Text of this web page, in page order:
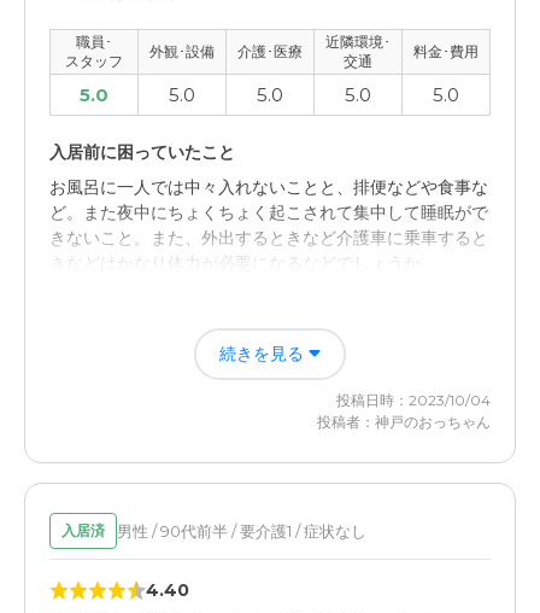
外観・内装・居室・設備について
館内は常に綺麗で、従業員の接し方も非常に教育を受けて
おられ、本人も我々家族も、全く信頼の置けるホームだっ
た。
介護医療サービスについて
提携の医療機関も充実しており、コロナ禍の影響で面会が
出来ない時期にも、毎月の報告は充実しており、ちょっと
したことでもTEL報告があった。
普段は乗用車で面会に通っていたが、阪神高速の摩耶ICの
降りた所で、阪神電車からも数分の距離で、便利だった。
けで、コスパは相当高かったと思う。
職員･
スタッフ
外観･設備 介護･医療
近隣環境･
交通
料金･費用
5.0 5.0 5.0 5.0 5.0
入居前に困っていたこと
お風呂に一人では中々入れないことと、排便などや食事な
ど。また夜中にちょくちょく起こされて集中して睡眠がで
きないこと。また、外出するときなど介護車に乗車すると
きなどはかなり体力が必要になるなどでしょうか
すべて食事・入浴・排便などが施設の担当者にやっていた
だけるので余計な気をつかわないようになったので、精神
的にもかなり楽になった。また、夜もぐっすい眠れるよう
になり本当に感謝感謝の毎日です。
ニチイケアセンター神戸摩耶の評価
全問でも回答させていただききましたが、食事・排便・入
浴などを施設担当のかたがすべてやっていただける点や、
心しておまかせできました
続きを見る
投稿日時：2023/10/04
投稿者：神戸のおっちゃん
入居済 男性 / 90代前半 / 要介護1 / 症状なし
4.40